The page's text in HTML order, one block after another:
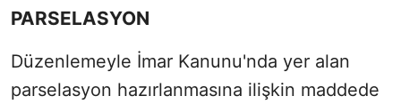
PARSELASYON
Düzenlemeyle İmar Kanunu'nda yer alan
parselasyon hazırlanmasına ilişkin maddede